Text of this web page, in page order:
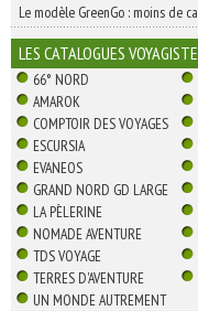
Le modèle GreenGo : moins de
LES CATALOGUES VOYAGISTE
66° NORD
AMAROK
COMPTOIR DES VOYAGES
ESCURSIA
EVANEOS
GRAND NORD GD LARGE
LA PÈLERINE
NOMADE AVENTURE
TDS VOYAGE
TERRES D'AVENTURE
UN MONDE AUTREMENT